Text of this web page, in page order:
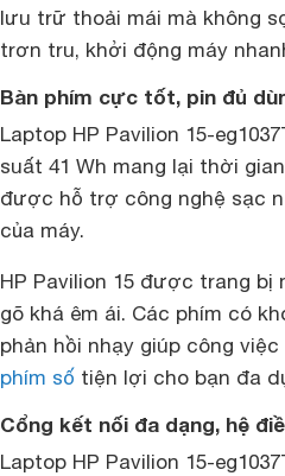
lưu trữ thoải mái mà không
trơn tru, khởi động máy
Bàn phím cực tốt, pin đủ
Laptop HP Pavilion 15-
suất 41 Wh mang lại thời
được hỗ trợ công nghệ sạc
của máy.
HP Pavilion 15 được trang
gõ khá êm ái. Các phím có
phản hồi nhạy giúp công
phím số tiện lợi cho bạn đa
Cổng kết nối đa dạng, hệ
Laptop HP Pavilion 15-